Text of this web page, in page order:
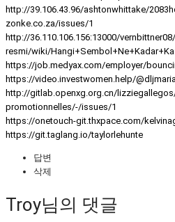
http://39.106.43.96/ashtonwhittake/
zonke.co.za/issues/1
http://36.110.106.156:13000/
resmi/wiki/
https://job.medyax.com/employer/
https://video.investwomen.help/
http://gitlab.openxg.org.cn/
promotionnelles/-/issues/1
https://onetouch-git.thxpace.com/
https://git.taglang.io/taylorlehunte
답변
삭제
Troy님의 댓글